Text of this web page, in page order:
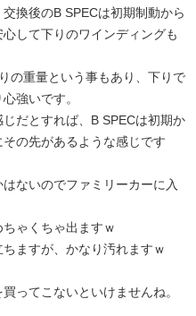
換後のB SPECは初期制動から
して下りのワインディングも
の重量という事もあり、下りで
強いです。
だとすれば、B SPECは初期か
の先があるような感じです
ないのでファミリーカーに入
ゃくちゃ出ますｗ
ますが、かなり汚れますｗ
ってこないといけませんね。